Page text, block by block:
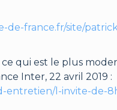
de-france.fr/site/
ce qui est le plus
Inter, 22 avril 2019 :
entretien/l-invite-de-